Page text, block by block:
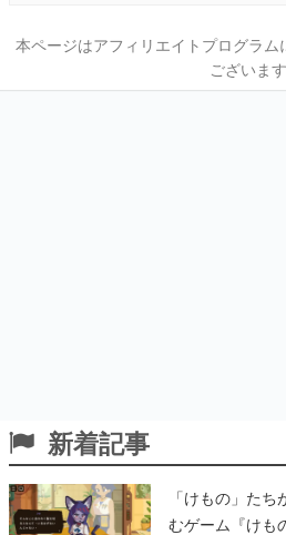
本ページはアフィリエイトプログラ
ございます
新着記事
「けもの」た
むゲーム『けも